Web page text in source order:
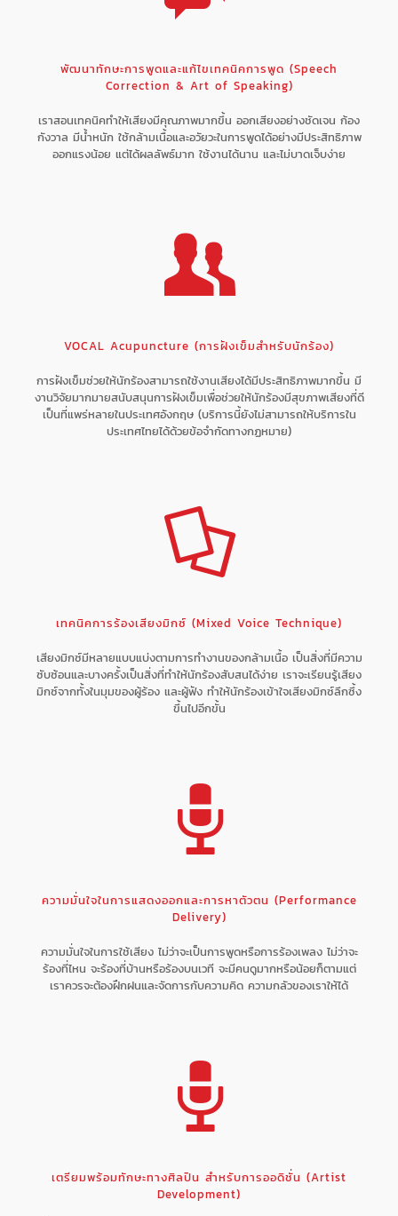
พัฒนาทักษะการพูดและแก้ไขเทคนิคการพูด (Speech
Correction & Art of Speaking)
เราสอนเทคนิคทำให้เสียงมีคุณภาพมากขึ้น ออกเสียงอย่างชัดเจน ก้อง
กังวาล มีน้ำหนัก ใช้กล้ามเนื้อและอวัยวะในการพูดได้อย่างมีประสิทธิภาพ
ออกแรงน้อย แต่ได้ผลลัพธ์มาก ใช้งานได้นาน และไม่บาดเจ็บง่าย
VOCAL Acupuncture (การฝังเข็มสำหรับนักร้อง)
การฝังเข็มช่วยให้นักร้องสามารถใช้งานเสียงได้มีประสิทธิภาพมากขึ้น มี
งานวิจัยมากมายสนับสนุนการฝังเข็มเพื่อช่วยให้นักร้องมีสุขภาพเสียงที่ดี
เป็นที่แพร่หลายในประเทศอังกฤษ (บริการนี้ยังไม่สามารถให้บริการใน
ประเทศไทยได้ด้วยข้อจำกัดทางกฏหมาย)
เทคนิคการร้องเสียงมิกซ์ (Mixed Voice Technique)
เสียงมิกซ์มีหลายแบบแบ่งตามการทำงานของกล้ามเนื้อ เป็นสิ่งที่มีความ
ซับซ้อนและบางครั้งเป็นสิ่งที่ทำให้นักร้องสับสนได้ง่าย เราจะเรียนรู้เสียง
มิกซ์จากทั้งในมุมของผู้ร้อง และผู้ฟัง ทำให้นักร้องเข้าใจเสียงมิกซ์ลึกซึ้ง
ขึ้นไปอีกขั้น
ความมั่นใจในการแสดงออกและการหาตัวตน (Performance
Delivery)
ความมั่นใจในการใช้เสียง ไม่ว่าจะเป็นการพูดหรือการร้องเพลง ไม่ว่าจะ
ร้องที่ไหน จะร้องที่บ้านหรือร้องบนเวที จะมีคนดูมากหรือน้อยก็ตามแต่
เราควรจะต้องฝึกฝนและจัดการกับความคิด ความกลัวของเราให้ได้
เตรียมพร้อมทักษะทางศิลปิน สำหรับการออดิชั่น (Artist
Development)